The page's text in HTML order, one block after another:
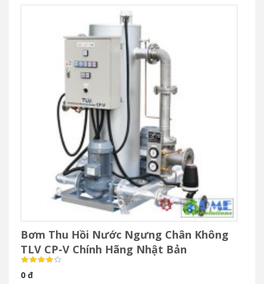
Bơm Thu Hồi Nước Ngưng Chân Không
TLV CP-V Chính Hãng Nhật Bản
0 đ